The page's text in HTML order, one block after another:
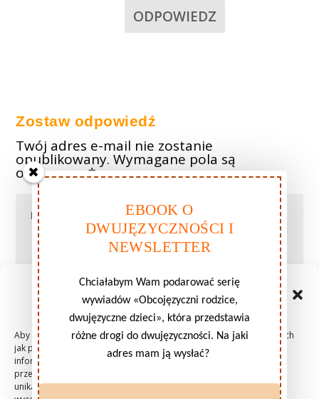
Zarządzaj zgodami plików
cookie
Aby zapewnić jak najlepsze wrażenia, korzystamy z technologii, takich
jak pliki cookie, do przechowywania i/lub uzyskiwania dostępu do
informacji o urządzeniu. Zgoda na te technologie pozwoli nam
przetwarzać dane, takie jak zachowanie podczas przeglądania lub
unikalne identyfikatory na tej stronie. Brak wyrażenia zgody lub
ODPOWIEDZ
Zostaw odpowiedź
Twój adres e-mail nie zostanie
opublikowany. Wymagane pola są
oznaczone*
EBOOK O
DWUJĘZYCZNOŚCI I
NEWSLETTER
Chciałabym Wam podarować serię
wywiadów «Obcojęzyczni rodzice,
dwujęzyczne dzieci», która przedstawia
różne drogi do dwujęzyczności. Na jaki
adres mam ją wysłać?